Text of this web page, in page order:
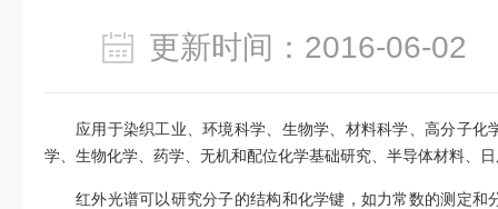
更新时间：2016-06-
应用于染织工业、环境科学、生物学、材料科学、高分子
学、生物化学、药学、无机和配位化学基础研究、半导体材料、
红外光谱可以研究分子的结构和化学键，如力常数的测定和